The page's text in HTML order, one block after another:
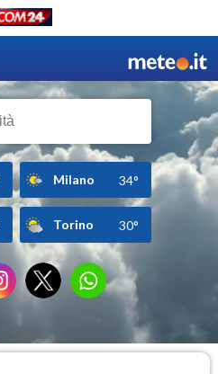
Milano 34°
Torino 30°